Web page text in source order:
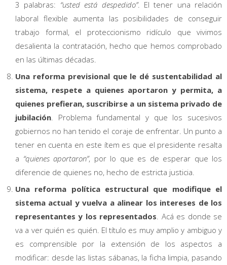
3 palabras: “usted está despedido”. El tener una relación
laboral flexible aumenta las posibilidades de conseguir
trabajo formal, el proteccionismo ridículo que vivimos
desalienta la contratación, hecho que hemos comprobado
en las últimas décadas.
Una reforma previsional que le dé sustentabilidad al
sistema, respete a quienes aportaron y permita, a
quienes prefieran, suscribirse a un sistema privado de
jubilación . Problema fundamental y que los sucesivos
gobiernos no han tenido el coraje de enfrentar. Un punto a
tener en cuenta en este ítem es que el presidente resalta
a “quienes aportaron”, por lo que es de esperar que los
diferencie de quienes no, hecho de estricta justicia.
Una reforma política estructural que modifique el
sistema actual y vuelva a alinear los intereses de los
representantes y los representados . Acá es donde se
va a ver quién es quién. El título es muy amplio y ambiguo y
es comprensible por la extensión de los aspectos a
modificar: desde las listas sábanas, la ficha limpia, pasando